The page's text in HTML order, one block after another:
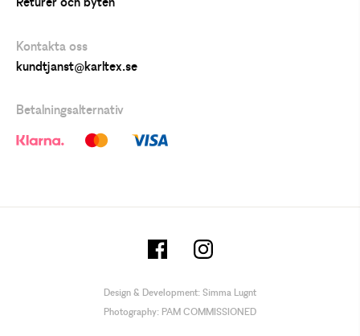
Returer och byten
Kontakta oss
kundtjanst@karltex.se
Betalningsalternativ
Design & Development: Simma Lugnt
Photography: PAM COMMISSIONED